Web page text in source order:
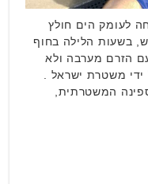
ת״א, צעיר בן 18 ששחה לעומק הים חולץ
בשעות הלילה בחוף
הזרם מערבה ולא
משטרת ישראל .
המשטרתית,